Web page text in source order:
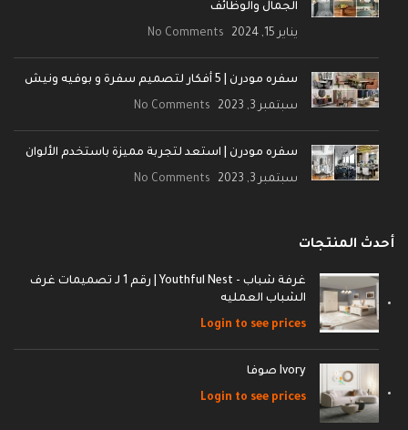
الجمال والوظائف
يناير 15, 2024 No Comments
سفره مودرن | 5 أفكار لتصميم سفرة و بوفيه ونيش
سبتمبر 3, 2023 No Comments
سفره مودرن | استعد لتجربة مميزة باستخدم الألوان
سبتمبر 3, 2023 No Comments
أحدث المنتجات
غرفة شباب - Youthful Nest | رقم 1 لـ تصميمات غرف
الشباب العمليه
Login to see prices
Ivory صوفا
Login to see prices